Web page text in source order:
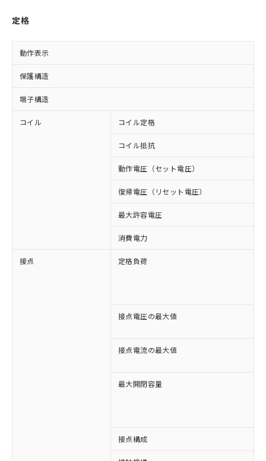
定格
動作表示
保護構造
端子構造
コイル コイル定格
コイル抵抗
動作電圧（セット電圧）
復帰電圧（リセット電圧）
最大許容電圧
消費電力
接点 定格負荷
接点電圧の最大値
接点電流の最大値
最大開閉容量
接点構成
対応済み：EU RoHS指令（10物質）の